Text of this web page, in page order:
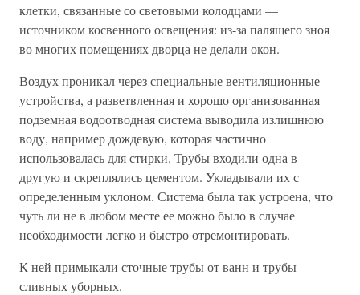
клетки, связанные со световыми колодцами —
источником косвенного освещения: из-за палящего зноя
во многих помещениях дворца не делали окон.
Воздух проникал через специальные вентиляционные
устройства, а разветвленная и хорошо организованная
подземная водоотводная система выводила излишнюю
воду, например дождевую, которая частично
использовалась для стирки. Трубы входили одна в
другую и скреплялись цементом. Укладывали их с
определенным уклоном. Система была так устроена, что
чуть ли не в любом месте ее можно было в случае
необходимости легко и быстро отремонтировать.
К ней примыкали сточные трубы от ванн и трубы
сливных уборных.